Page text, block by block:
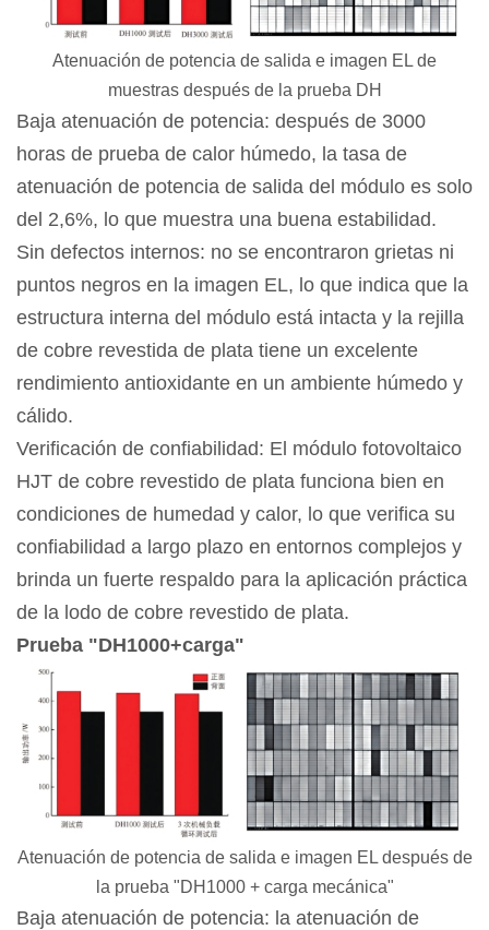
Atenuación de potencia de salida e imagen EL de
muestras después de la prueba DH
Baja atenuación de potencia: después de 3000
horas de prueba de calor húmedo, la tasa de
atenuación de potencia de salida del módulo es solo
del 2,6%, lo que muestra una buena estabilidad.
Sin defectos internos: no se encontraron grietas ni
puntos negros en la imagen EL, lo que indica que la
estructura interna del módulo está intacta y la rejilla
de cobre revestida de plata tiene un excelente
rendimiento antioxidante en un ambiente húmedo y
cálido.
Verificación de confiabilidad: El módulo fotovoltaico
HJT de cobre revestido de plata funciona bien en
condiciones de humedad y calor, lo que verifica su
confiabilidad a largo plazo en entornos complejos y
brinda un fuerte respaldo para la aplicación práctica
de la lodo de cobre revestido de plata.
Prueba "DH1000+carga"
Atenuación de potencia de salida e imagen EL después de
la prueba "DH1000 + carga mecánica"
Baja atenuación de potencia: la atenuación de